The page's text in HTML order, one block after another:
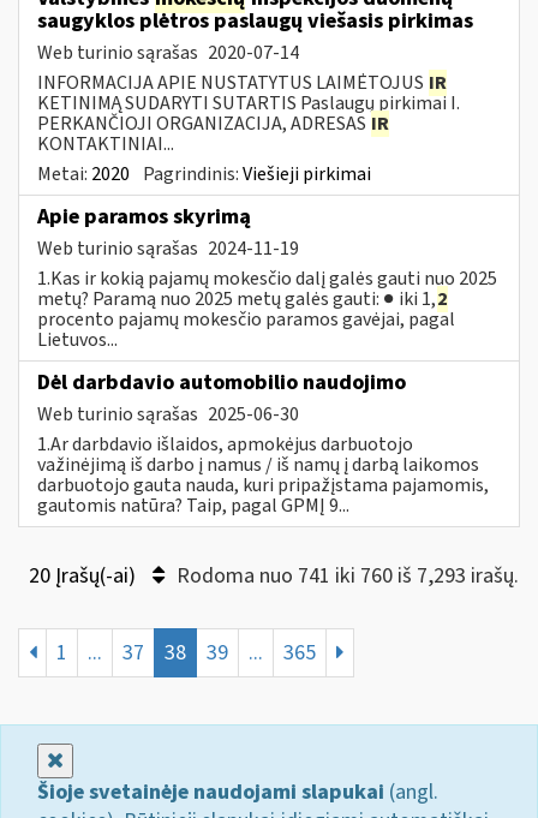
saugyklos plėtros paslaugų viešasis pirkimas
Web turinio sąrašas 2020-07-14
INFORMACIJA APIE NUSTATYTUS LAIMĖTOJUS IR
KETINIMĄ SUDARYTI SUTARTIS Paslaugų pirkimai I.
PERKANČIOJI ORGANIZACIJA, ADRESAS IR
KONTAKTINIAI...
Metai: 2020 Pagrindinis:Viešieji pirkimai
Apie paramos skyrimą
Web turinio sąrašas 2024-11-19
1.Kas ir kokią pajamų mokesčio dalį galės gauti nuo 2025
metų? Paramą nuo 2025 metų galės gauti: ● iki 1,2
procento pajamų mokesčio paramos gavėjai, pagal
Lietuvos...
Dėl darbdavio automobilio naudojimo
Web turinio sąrašas 2025-06-30
1.Ar darbdavio išlaidos, apmokėjus darbuotojo
važinėjimą iš darbo į namus / iš namų į darbą laikomos
darbuotojo gauta nauda, kuri pripažįstama pajamomis,
gautomis natūra? Taip, pagal GPMĮ 9...
20 Įrašų(-ai) Rodoma nuo 741 iki 760 iš 7,293 irašų.
1 ... 37 38 39 ... 365
Šioje svetainėje naudojami slapukai (angl.